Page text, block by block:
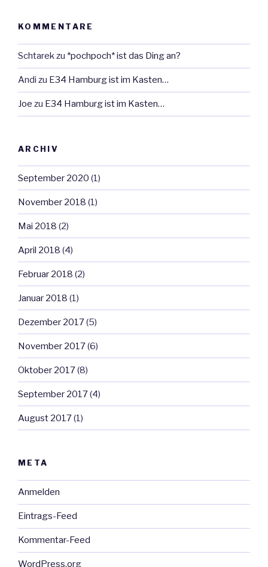
KOMMENTARE
Schtarekzu *pochpoch* ist das Ding an?
Andi zu E34 Hamburg ist im Kasten…
Joe zu E34 Hamburg ist im Kasten…
ARCHIV
September 2020 (1)
November 2018 (1)
Mai 2018 (2)
April 2018 (4)
Februar 2018 (2)
Januar 2018 (1)
Dezember 2017(5)
November 2017(6)
Oktober 2017(8)
September 2017(4)
August 2017(1)
META
Anmelden
Eintrags-Feed
Kommentar-Feed
WordPress.org